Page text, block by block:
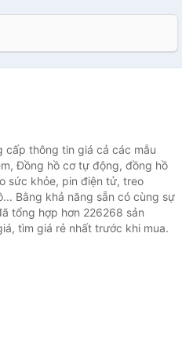
cấp thông tin giá cả các mẫu
Đồng hồ cơ tự động, đồng hồ
sức khỏe, pin điện tử, treo
Bằng khả năng sẵn có cùng sự
tổng hợp hơn 226268 sản
tìm giá rẻ nhất trước khi mua.